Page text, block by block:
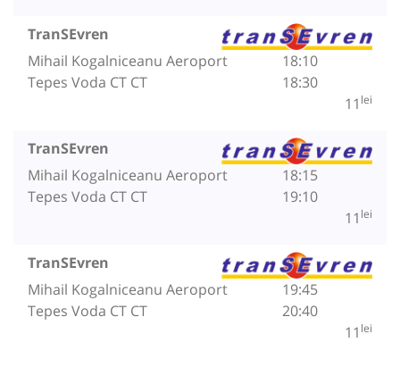
TranSEvren
Mihail Kogalniceanu Aeroport
Tepes Voda CT CT
18:10
18:30
11 lei
TranSEvren
Mihail Kogalniceanu Aeroport
Tepes Voda CT CT
18:15
19:10
11 lei
TranSEvren
Mihail Kogalniceanu Aeroport
Tepes Voda CT CT
19:45
20:40
11 lei